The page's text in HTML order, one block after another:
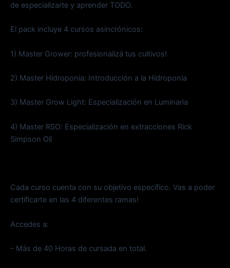
de especializarte y aprender TODO.
El pack incluye 4 cursos asincrónicos:
1) Master Grower: profesionalizá tus cultivos!
2) Master Hidroponia: Introducción a la Hidroponia
3) Master Grow Light: Especialización en Luminaria
4) Master RSO: Especialización en extracciones Rick
Simpson Oíl
Cada curso cuenta con su objetivo específico. Vas a poder
certificarte en las 4 diferentes ramas!
Accedes a:
– Más de 40 Horas de cursada en total.